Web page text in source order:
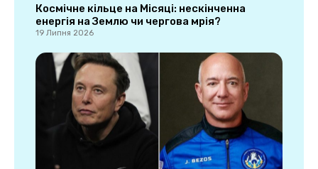
Космічне кільце на Місяці: нескінченна
енергія на Землю чи чергова мрія?
19 Липня 2026